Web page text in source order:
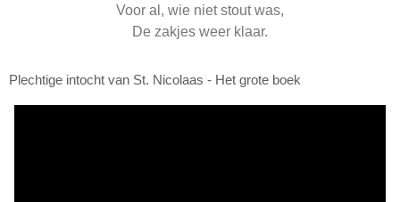
Voor al, wie niet stout was,
De zakjes weer klaar.
Plechtige intocht van St. Nicolaas - Het grote boek